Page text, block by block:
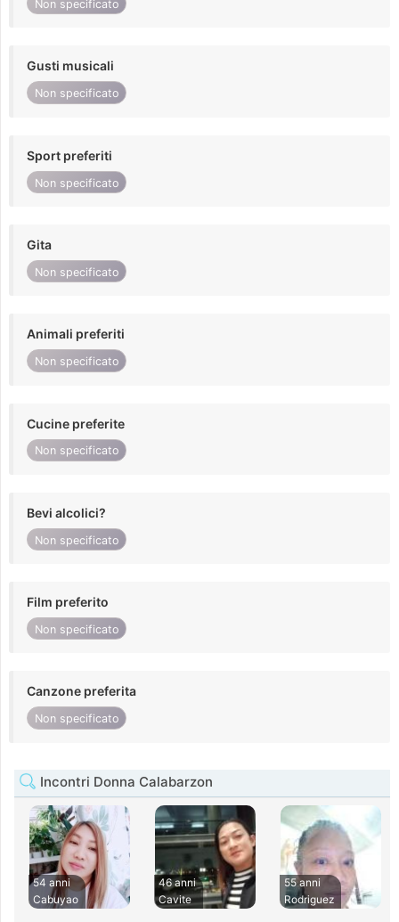
Non specificato
Gusti musicali
Non specificato
Sport preferiti
Non specificato
Gita
Non specificato
Animali preferiti
Non specificato
Cucine preferite
Non specificato
Bevi alcolici?
Non specificato
Film preferito
Non specificato
Canzone preferita
Non specificato
Incontri Donna Calabarzon
54 anni
Cabuyao
46 anni
Cavite
55 anni
Rodriguez